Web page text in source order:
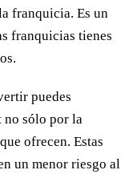
franquicia. Es un
franquicias tienes
puedes
no sólo por la
ofrecen. Estas
un menor riesgo al